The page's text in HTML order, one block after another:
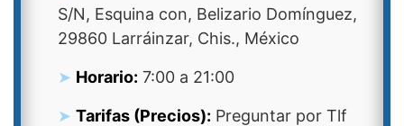
S/N, Esquina con, Belizario Domínguez,
29860 Larráinzar, Chis., México
Horario: 7:00 a 21:00
Tarifas (Precios): Preguntar por Tlf